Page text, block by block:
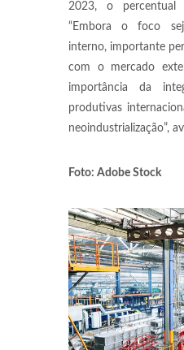
2023, o
“Embora o foco
interno, importante
com o mercado
importância da
produtivas
neoindustrialização”,
Foto: Adobe Stock